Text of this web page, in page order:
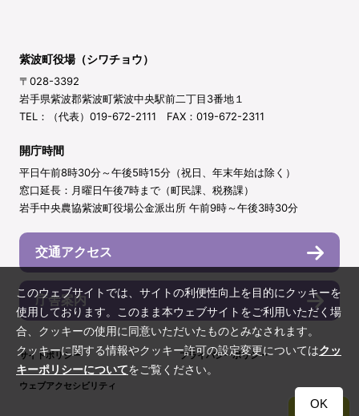
紫波町役場（シワチョウ）
〒028-3392
岩手県紫波郡紫波町紫波中央駅前二丁目3番地１
TEL：（代表）019-672-2111 FAX：019-672-2311
開庁時間
平日午前8時30分～午後5時15分（祝日、年末年始は除く）
窓口延長：月曜日午後7時まで（町民課、税務課）
岩手中央農協紫波町役場公金派出所 午前9時～午後3時30分
交通アクセス
庁舎案内
サイトポリシー プライバシーポリシー
ウェブアクセシビリティ
TOP
このウェブサイトでは、サイトの利便性向上を目的にクッキーを
使用しております。このまま本ウェブサイトをご利用いただく場
合、クッキーの使用に同意いただいたものとみなされます。
クッキーに関する情報やクッキー許可の設定変更についてはクッ
キーポリシーについてをご覧ください。
OK